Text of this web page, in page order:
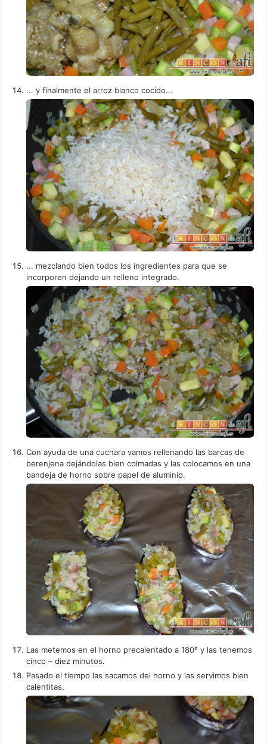
... y finalmente el arroz blanco cocido...
... mezclando bien todos los ingredientes para que se
incorporen dejando un relleno integrado.
Con ayuda de una cuchara vamos rellenando las barcas de
berenjena dejándolas bien colmadas y las colocamos en una
bandeja de horno sobre papel de aluminio.
Las metemos en el horno precalentado a 180º y las tenemos
cinco – diez minutos.
Pasado el tiempo las sacamos del horno y las servimos bien
calentitas.